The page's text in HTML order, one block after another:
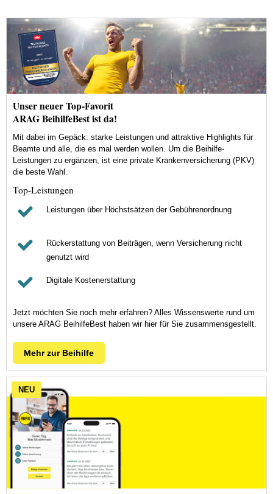
Unser neuer Top-Favorit
ARAG BeihilfeBest ist da!
Mit dabei im Gepäck: starke Leistungen und attraktive Highlights für
Beamte und alle, die es mal werden wollen. Um die Beihilfe-
Leistungen zu ergänzen, ist eine private Krankenversicherung (PKV)
die beste Wahl.
Top-Leistungen
Leistungen über Höchstsätzen der Gebührenordnung
Rückerstattung von Beiträgen, wenn Versicherung nicht
genutzt wird
Digitale Kostenerstattung
Jetzt möchten Sie noch mehr erfahren? Alles Wissenswerte rund um
unsere ARAG BeihilfeBest haben wir hier für Sie zusammensgestellt.
Mehr zur Beihilfe
NEU